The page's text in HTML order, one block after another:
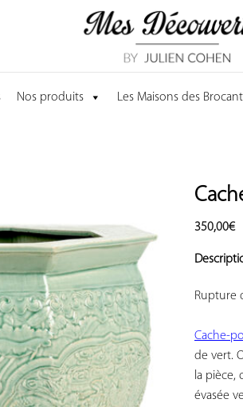
Nos produits Les Maisons des
AJOUTER
DE
COEUR
350,00€
Rupture
Cache-
de vert.
la
évasée